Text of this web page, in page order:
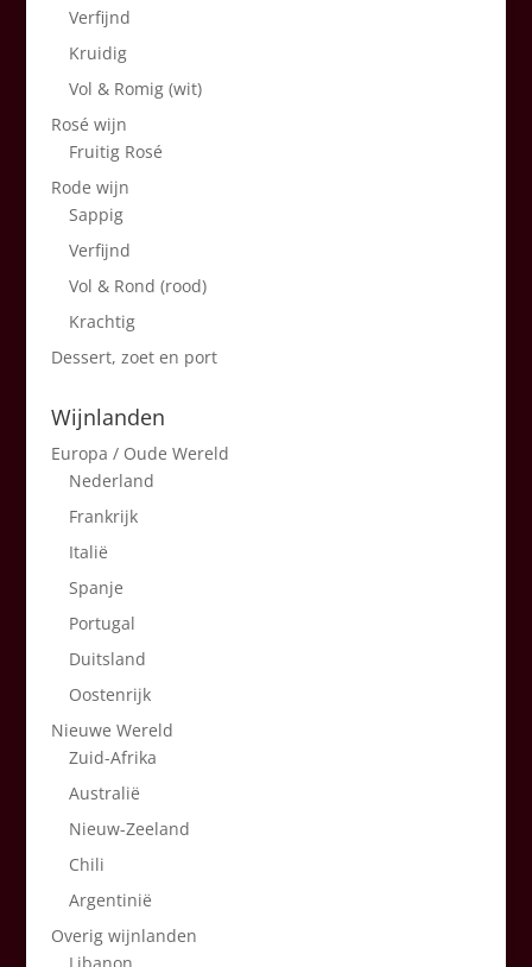
Verfijnd
Kruidig
Vol & Romig (wit)
Rosé wijn
Fruitig Rosé
Rode wijn
Sappig
Verfijnd
Vol & Rond (rood)
Krachtig
Dessert, zoet en port
Wijnlanden
Europa / Oude Wereld
Nederland
Frankrijk
Italië
Spanje
Portugal
Duitsland
Oostenrijk
Nieuwe Wereld
Zuid-Afrika
Australië
Nieuw-Zeeland
Chili
Argentinië
Overig wijnlanden